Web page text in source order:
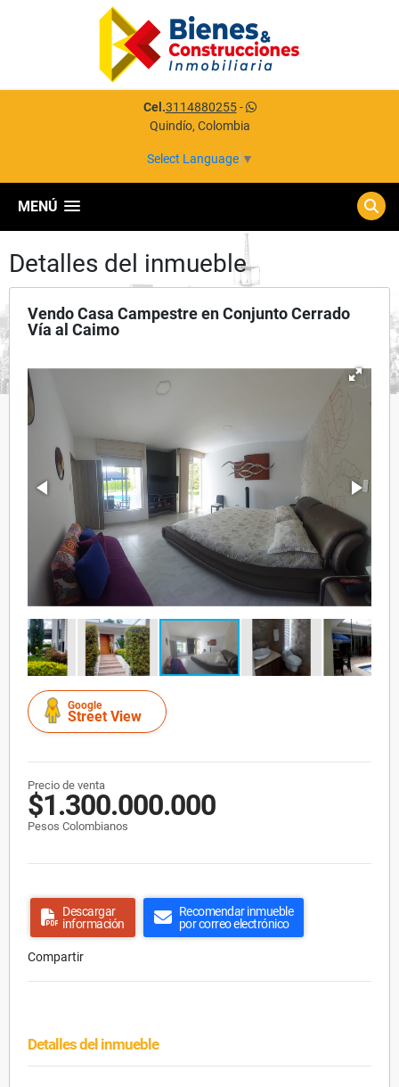
Cel.3114880255-
Quindío, Colombia
Select Language ▼
MENÚ
Detalles del inmueble
Vendo Casa Campestre en Conjunto Cerrado
Vía al Caimo
Google
Street View
Precio de venta
$1.300.000.000
Pesos Colombianos
Descargar
información
Recomendar inmueble
por correo electrónico
Compartir
Detalles del inmueble